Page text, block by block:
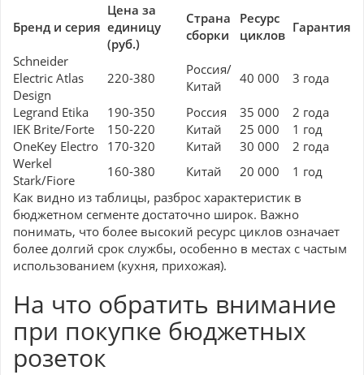
Бренд и серия
Цена за
единицу
(руб.)
Страна
сборки
Ресурс
циклов Гарантия
Schneider
Electric Atlas
Design
220-380
Россия/
Китай
40 000 3 года
Legrand Etika 190-350 Россия 35 000
2 года
IEK Brite/Forte
150-220 Китай 25 000
1 год
OneKey Electro 170-320 Китай 30 000
2 года
Werkel
Stark/Fiore
160-380 Китай 20 000
1 год
Как видно из таблицы, разброс характеристик в
бюджетном сегменте достаточно широк. Важно
понимать, что более высокий ресурс циклов означает
более долгий срок службы, особенно в местах с частым
использованием (кухня, прихожая).
На что обратить внимание
при покупке бюджетных
розеток